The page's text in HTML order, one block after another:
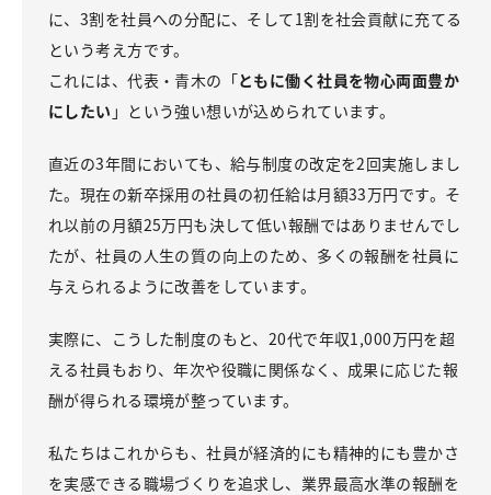
に、3割を社員への分配に、そして1割を社会貢献に充てる
という考え方です。
これには、代表・青木の「ともに働く社員を物心両面豊か
にしたい 」という強い想いが込められています。
直近の3年間においても、給与制度の改定を2回実施しまし
た。現在の新卒採用の社員の初任給は月額33万円です。そ
れ以前の月額25万円も決して低い報酬ではありませんでし
たが、社員の人生の質の向上のため、多くの報酬を社員に
与えられるように改善をしています。
実際に、こうした制度のもと、20代で年収1,000万円を超
える社員もおり、年次や役職に関係なく、成果に応じた報
酬が得られる環境が整っています。
私たちはこれからも、社員が経済的にも精神的にも豊かさ
を実感できる職場づくりを追求し、業界最高水準の報酬を